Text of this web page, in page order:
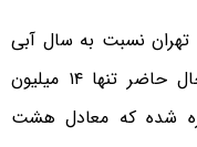
تهران نسبت به سال آبی
گذشته ۴۳ درصد کاهش یافته و در حال حاضر تنها ۱۴ میلیون
شده که معادل هشت